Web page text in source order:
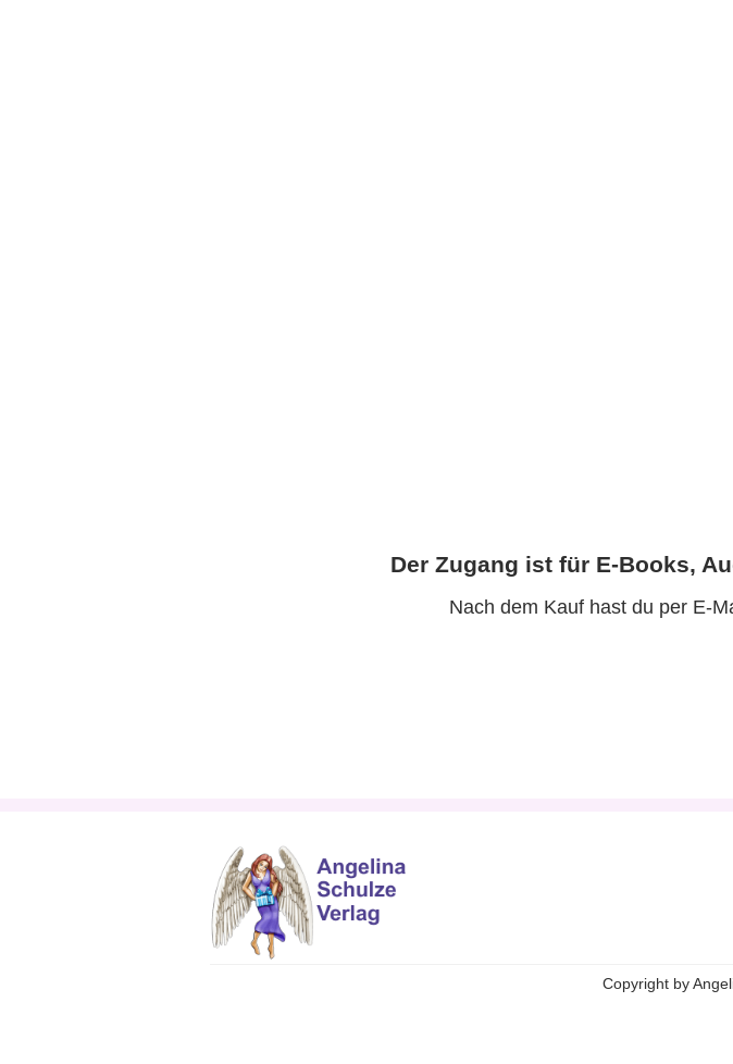
Der Zugang ist für E-Books,
Nach dem Kauf hast du per E-
Copyright by